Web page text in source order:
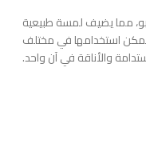
مما يضيف لمسة طبيعية
يمكن استخدامها في مختلف
والأناقة في آن واحد.